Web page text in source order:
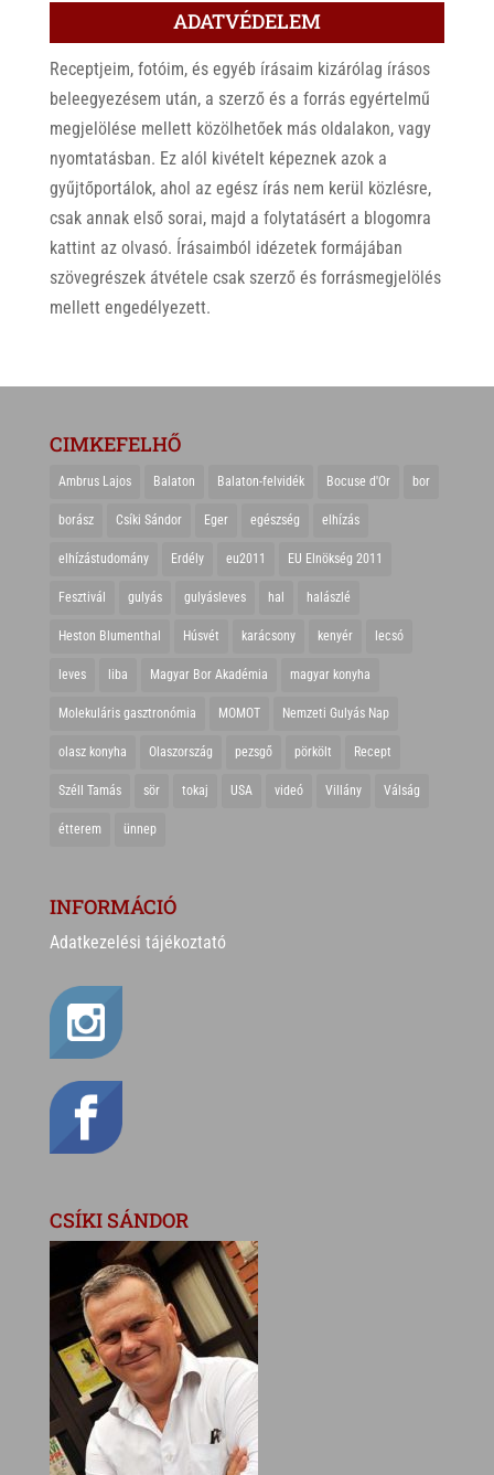
ADATVÉDELEM
Receptjeim, fotóim, és egyéb írásaim kizárólag írásos
beleegyezésem után, a szerző és a forrás egyértelmű
megjelölése mellett közölhetőek más oldalakon, vagy
nyomtatásban. Ez alól kivételt képeznek azok a
gyűjtőportálok, ahol az egész írás nem kerül közlésre,
csak annak első sorai, majd a folytatásért a blogomra
kattint az olvasó. Írásaimból idézetek formájában
szövegrészek átvétele csak szerző és forrásmegjelölés
mellett engedélyezett.
CIMKEFELHŐ
Ambrus Lajos Balaton Balaton-felvidék Bocuse d'Or bor
borász Csíki Sándor Eger egészség elhízás
elhízástudomány Erdély eu2011 EU Elnökség 2011
Fesztivál gulyás gulyásleves hal halászlé
Heston Blumenthal Húsvét karácsony kenyér lecsó
leves liba Magyar Bor Akadémia magyar konyha
Molekuláris gasztronómia MOMOT Nemzeti Gulyás Nap
olasz konyha Olaszország pezsgő pörkölt Recept
Széll Tamás sör tokaj USA videó Villány Válság
étterem ünnep
INFORMÁCIÓ
Adatkezelési tájékoztató
CSÍKI SÁNDOR